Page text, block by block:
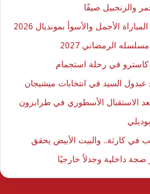
والزنجبيل صيفًا
الأجمل والأسوأ بمونديال 2026
الرمضاني 2027
كاسترو في رحلة استجمام
السيد في انتخابات ميشيجان
الاستقبال الأسطوري في طرابزون
في كارثة.. والبيت الأبيض يحقق
ضجة داخلية وجدلاً خارجيًا